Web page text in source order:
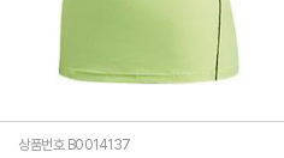
상품번호 B0014137